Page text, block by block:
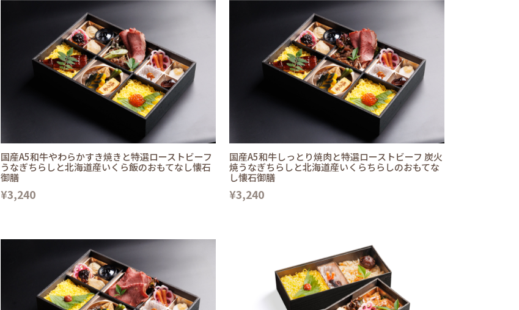
国産A5和牛やわらかすき焼きと特選ローストビーフ
うなぎちらしと北海道産いくら飯のおもてなし懐石
御膳
¥3,240
国産A5和牛しっとり焼肉と特選ローストビーフ 炭火
焼うなぎちらしと北海道産いくらちらしのおもてな
し懐石御膳
¥3,240